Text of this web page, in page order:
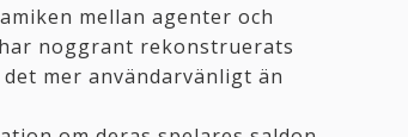
mellan agenter och
noggrant rekonstruerats
mer användarvänligt än